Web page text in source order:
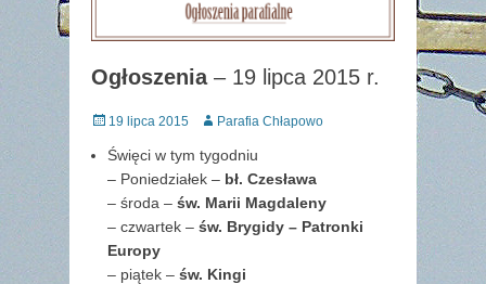
Ogłoszenia– 19 lipca 2015 r.
Posted
19 lipca 2015 Author
Parafia Chłapowo
Święci w tym tygodniu
– Poniedziałek – bł. Czesława
– środa – św. Marii Magdaleny
– czwartek – św. Brygidy – Patronki
Europy
– piątek – św. Kingi